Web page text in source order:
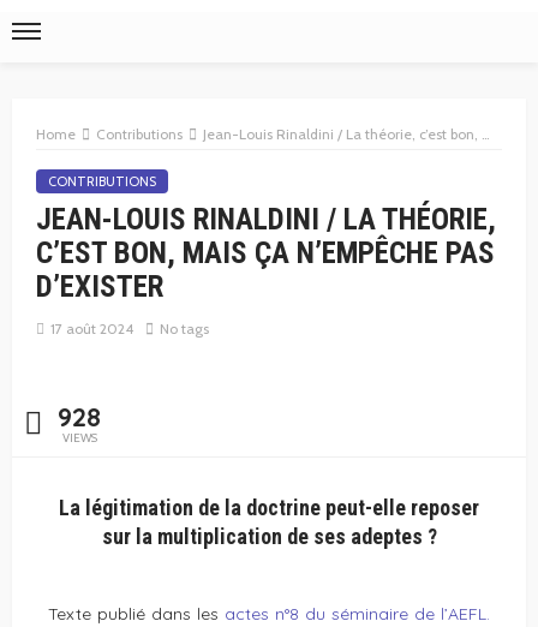
Home Contributions Jean-Louis Rinaldini / La théorie, c’est bon, mais ça n’empêche pas d’exister
CONTRIBUTIONS
JEAN-LOUIS RINALDINI / LA THÉORIE,
C’EST BON, MAIS ÇA N’EMPÊCHE PAS
D’EXISTER
17 août 2024 No tags
928
VIEWS
La légitimation de la doctrine peut-elle reposer
sur la multiplication de ses adeptes ?
Texte publié dans les actes n°8 du séminaire de l’AEFL.